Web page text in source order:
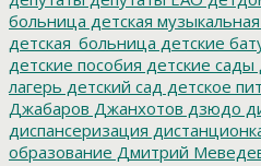
больница детская
детская_больница детские
детские пособия детские сады
лагерь детский сад детское
Джабаров Джанхотов дзюдо
диспансеризация
образование Дмитрий